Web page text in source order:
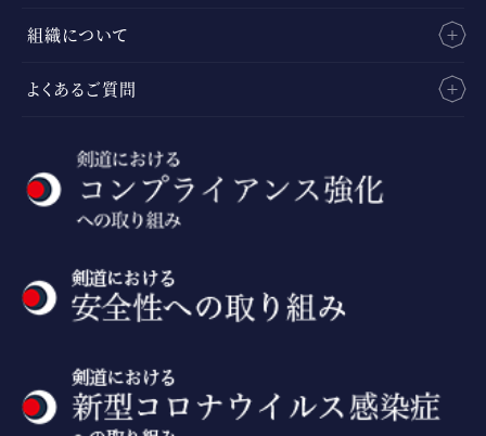
組織について
よくあるご質問